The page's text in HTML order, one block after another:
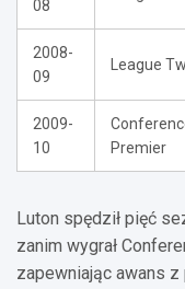
08
2008-
09
League
2009-
10
Premier
Luton spędził pięć
zanim wygrał
zapewniając awans